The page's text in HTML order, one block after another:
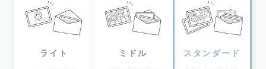
ライト ミドル スタンダード